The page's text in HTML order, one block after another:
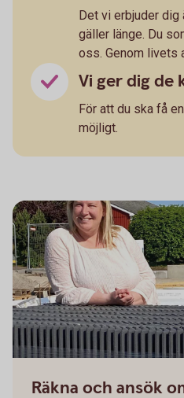
Det vi erbjuder
gäller länge. Du
oss. Genom livets
Vi ger dig de
För att du ska få
möjligt.
Räkna och ansök